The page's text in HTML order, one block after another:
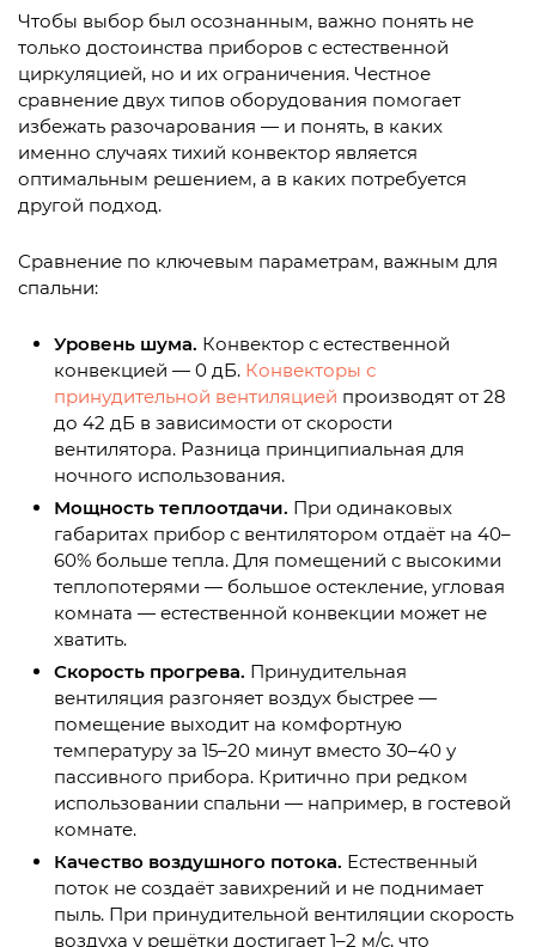
Чтобы выбор был осознанным, важно понять не
только достоинства приборов с естественной
циркуляцией, но и их ограничения. Честное
сравнение двух типов оборудования помогает
избежать разочарования — и понять, в каких
именно случаях тихий конвектор является
оптимальным решением, а в каких потребуется
другой подход.
Сравнение по ключевым параметрам, важным для
спальни:
Уровень шума. Конвектор с естественной
конвекцией — 0 дБ. Конвекторы с
принудительной вентиляцией производят от 28
до 42 дБ в зависимости от скорости
вентилятора. Разница принципиальная для
ночного использования.
Мощность теплоотдачи. При одинаковых
габаритах прибор с вентилятором отдаёт на 40–
60% больше тепла. Для помещений с высокими
теплопотерями — большое остекление, угловая
комната — естественной конвекции может не
хватить.
Скорость прогрева. Принудительная
вентиляция разгоняет воздух быстрее —
помещение выходит на комфортную
температуру за 15–20 минут вместо 30–40 у
пассивного прибора. Критично при редком
использовании спальни — например, в гостевой
комнате.
Качество воздушного потока. Естественный
поток не создаёт завихрений и не поднимает
пыль. При принудительной вентиляции скорость
воздуха у решётки достигает 1–2 м/с, что